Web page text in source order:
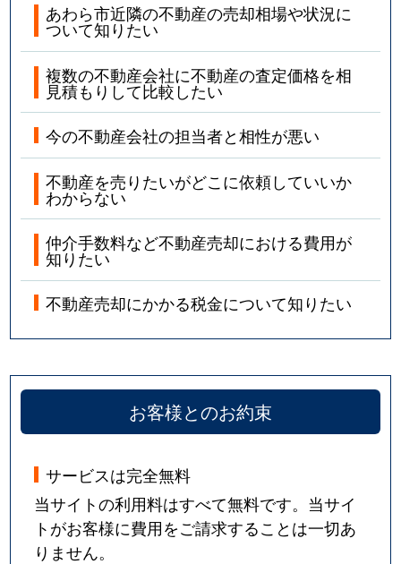
あわら市近隣の不動産の売却相場や状況に
ついて知りたい
複数の不動産会社に不動産の査定価格を相
見積もりして比較したい
今の不動産会社の担当者と相性が悪い
不動産を売りたいがどこに依頼していいか
わからない
仲介手数料など不動産売却における費用が
知りたい
不動産売却にかかる税金について知りたい
お客様とのお約束
サービスは完全無料
当サイトの利用料はすべて無料です。当サイ
トがお客様に費用をご請求することは一切あ
りません。